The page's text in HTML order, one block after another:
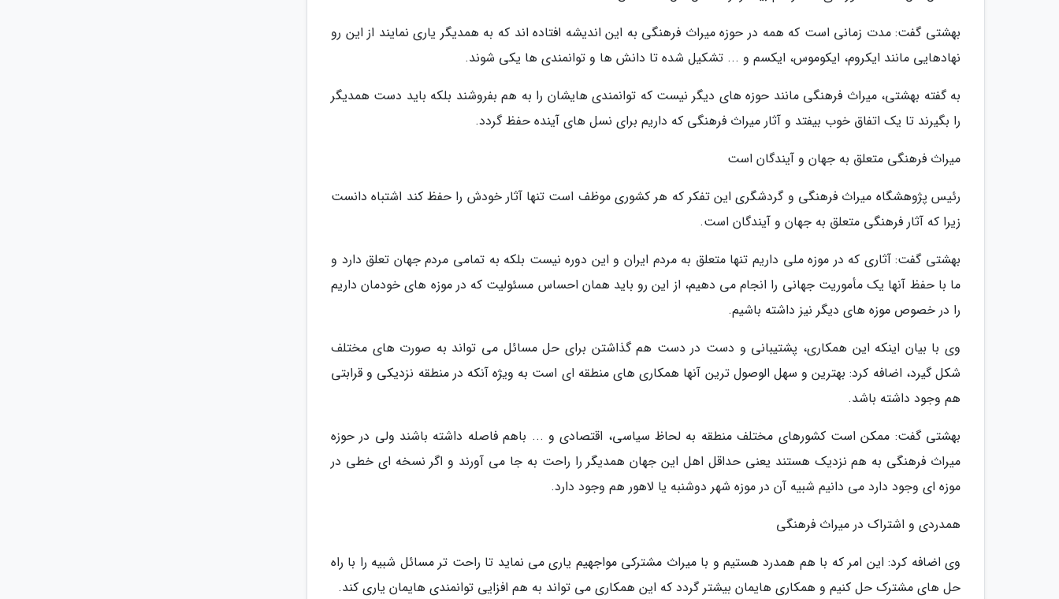
بهشتی گفت: مدت زمانی است که همه در حوزه میراث فرهنگی به این اندیشه افتاده اند که به همدیگر یاری نمایند از این رو
نهادهایی مانند ایکروم، ایکوموس، ایکسم و ... تشکیل شده تا دانش ها و توانمندی ها یکی شوند.
به گفته بهشتی، میراث فرهنگی مانند حوزه های دیگر نیست که توانمندی هایشان را به هم بفروشند بلکه باید دست همدیگر
را بگیرند تا یک اتفاق خوب بیفتد و آثار میراث فرهنگی که داریم برای نسل های آینده حفظ گردد.
میراث فرهنگی متعلق به جهان و آیندگان است
رئیس پژوهشگاه میراث فرهنگی و گردشگری این تفکر که هر کشوری موظف است تنها آثار خودش را حفظ کند اشتباه دانست
زیرا که آثار فرهنگی متعلق به جهان و آیندگان است.
بهشتی گفت: آثاری که در موزه ملی داریم تنها متعلق به مردم ایران و این دوره نیست بلکه به تمامی مردم جهان تعلق دارد و
ما با حفظ آنها یک مأموریت جهانی را انجام می دهیم، از این رو باید همان احساس مسئولیت که در موزه های خودمان داریم
را در خصوص موزه های دیگر نیز داشته باشیم.
وی با بیان اینکه این همکاری، پشتیبانی و دست در دست هم گذاشتن برای حل مسائل می تواند به صورت های مختلف
شکل گیرد، اضافه کرد: بهترین و سهل الوصول ترین آنها همکاری های منطقه ای است به ویژه آنکه در منطقه نزدیکی و قرابتی
هم وجود داشته باشد.
بهشتی گفت: ممکن است کشورهای مختلف منطقه به لحاظ سیاسی، اقتصادی و ... باهم فاصله داشته باشند ولی در حوزه
میراث فرهنگی به هم نزدیک هستند یعنی حداقل اهل این جهان همدیگر را راحت به جا می آورند و اگر نسخه ای خطی در
موزه ای وجود دارد می دانیم شبیه آن در موزه شهر دوشنبه یا لاهور هم وجود دارد.
همدردی و اشتراک در میراث فرهنگی
وی اضافه کرد: این امر که با هم همدرد هستیم و با میراث مشترکی مواجهیم یاری می نماید تا راحت تر مسائل شبیه را با راه
حل های مشترک حل کنیم و همکاری هایمان بیشتر گردد که این همکاری می تواند به هم افزایی توانمندی هایمان یاری کند.